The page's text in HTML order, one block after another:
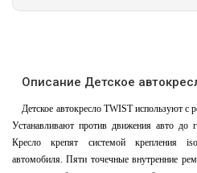
Описание Детское
Детское автокресло TWIST используют с
Устанавливают против движения авто до
Кресло крепят системой крепления
автомобиля. Пяти точечные внутренние